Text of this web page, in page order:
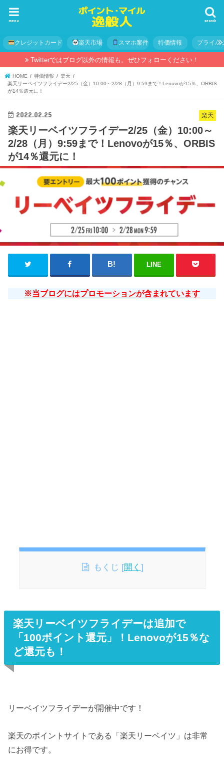
search
menu
クレジットカード 楽天市場 スマホ案件 特価情報 プライバ
Twitterではブログ以外の情報も。ぜひフォローください！
HOME 特価情報
楽天
楽天リーベイツフライデー2/25（金）10:00～2/28（月）9:59まで！Lenovoが15％、ORBIS
が14％還元に！
楽天
2022.02.25
楽天リーベイツフライデー2/25（金）10:00～
2/28（月）9:59まで！Lenovoが15％、ORBIS
が14％還元に！
LINE
※当ブログにはプロモーションが含まれています
もくじ [開く ]
楽天リーベイツフライデーは追加で
「100ポイント還元」！Lenovoが15％な
ど還元も！
リーベイツフライデーが開催中です！
楽天のポイントサイトである「楽天リーベイツ」は非常
にお得です。